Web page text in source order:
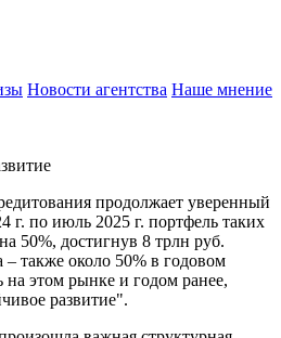
Новости агентства Наше мнение
продолжает уверенный
г. по июль 2025 г. портфель таких
50%, достигнув 8 трлн руб.
также около 50% в годовом
этом рынке и годом ранее,
развитие".